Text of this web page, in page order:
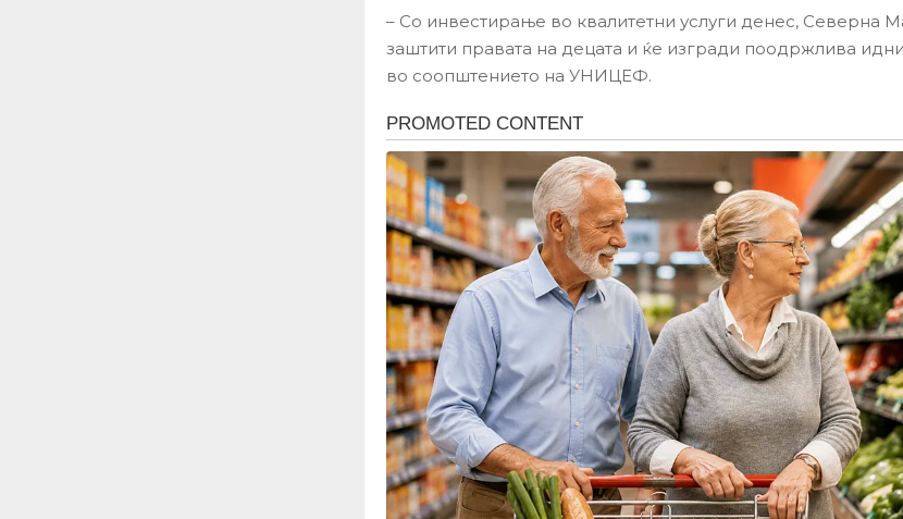
– Со инвестирање во квалитетни услуги денес, Северна
заштити правата на децата и ќе изгради поодржлива
во соопштението на УНИЦЕФ.